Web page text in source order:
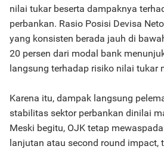
nilai tukar beserta dampaknya
perbankan. Rasio Posisi Devisa
yang konsisten berada jauh di
20 persen dari modal bank
langsung terhadap risiko nilai tukar
Karena itu, dampak langsung
stabilitas sektor perbankan dinilai
Meski begitu, OJK tetap
lanjutan atau second round impact,